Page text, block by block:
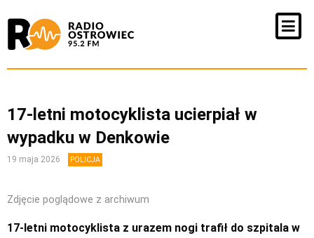
17-letni motocyklista ucierpiał w
wypadku w Denkowie
19 maja 2026 POLICJA
Zdjęcie poglądowe z archiwum
17-letni motocyklista z urazem nogi trafił do szpitala w